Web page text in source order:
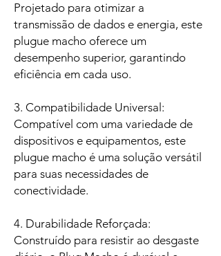
Projetado para otimizar a
transmissão de dados e energia, este
plugue macho oferece um
desempenho superior, garantindo
eficiência em cada uso.
3. Compatibilidade Universal:
Compatível com uma variedade de
dispositivos e equipamentos, este
plugue macho é uma solução versátil
para suas necessidades de
conectividade.
4. Durabilidade Reforçada:
Construído para resistir ao desgaste